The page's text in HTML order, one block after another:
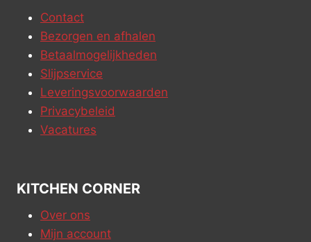
Contact
Bezorgen en afhalen
Betaalmogelijkheden
Slijpservice
Leveringsvoorwaarden
Privacybeleid
Vacatures
KITCHEN CORNER
Over ons
Mijn account